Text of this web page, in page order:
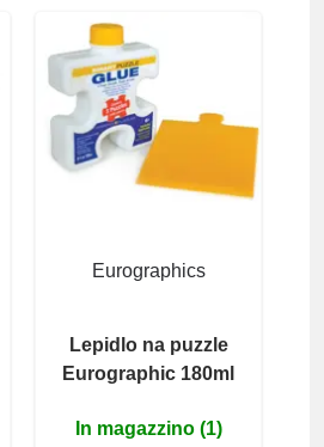
Eurographics
Lepidlo na puzzle
Eurographic 180ml
In magazzino (1)